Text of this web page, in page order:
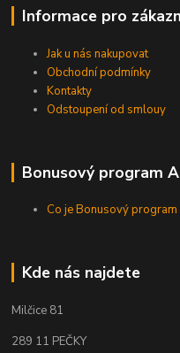
Informace pro
Jak u nás nakupovat
Obchodní podmínky
Kontakty
Odstoupení od smlouy
Bonusový program
Co je Bonusový
Kde nás najdete
Milčice 81
289 11 PEČKY